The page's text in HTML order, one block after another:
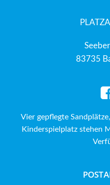
83735
Vier gepflegte
Kinderspielplatz stehen